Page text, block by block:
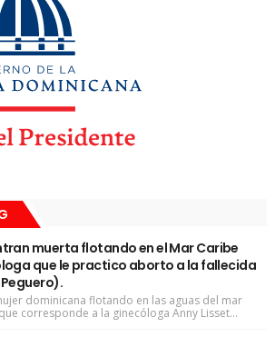
muerta flotando en el Mar Caribe
que le practico aborto a la fallecida
Peguero).
dominicana flotando en las aguas del mar
corresponde a la ginecóloga Anny Lisset...